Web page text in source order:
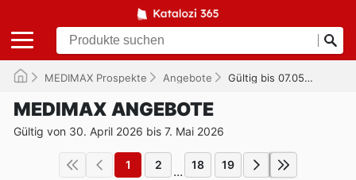
MEDIMAX Prospekte Angebote Gültig bis 07.05.2026
MEDIMAX ANGEBOTE
Gültig von 30. April 2026 bis 7. Mai 2026
1 2 ... 18 19